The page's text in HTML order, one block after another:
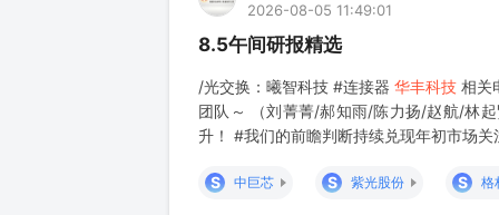
2026-08-05 11:49:01
8.5午间研报精选
/光交换：曦智科技 #连接器 华丰科技 相关
团队～ （刘菁菁/郝知雨/陈力扬/赵航/林
升！ #我们的前瞻判断持续兑现年初市场
S
中巨芯 S 紫光股份 S 格